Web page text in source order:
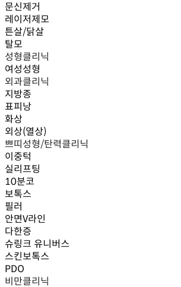
문신제거
레이저제모
튼살/닭살
탈모
성형클리닉
여성성형
외과클리닉
지방종
표피낭
화상
외상(열상)
쁘띠성형/탄력클리닉
이중턱
실리프팅
10분코
보톡스
필러
안면V라인
다한증
슈링크 유니버스
스킨보톡스
PDO
비만클리닉